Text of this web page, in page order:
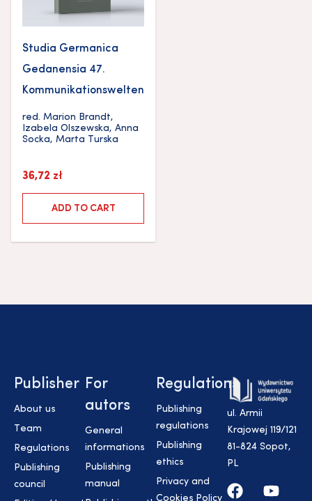
Studia Germanica
Gedanensia 47.
Kommunikationswelten
red. Marion Brandt,
Izabela Olszewska, Anna
Socka, Marta Turska
36,72 zł
ADD TO CART
Publisher
About us
Team
Regulations
Publishing
council
For
autors
General
informations
Publishing
manual
Regulations
Publishing
regulations
Publishing
ethics
Privacy and
Cookies Policy
ul. Armii
Krajowej 119/121
81-824 Sopot,
PL